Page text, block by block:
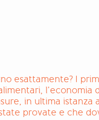
esattamente? I
l’economia
in ultima
provate e che